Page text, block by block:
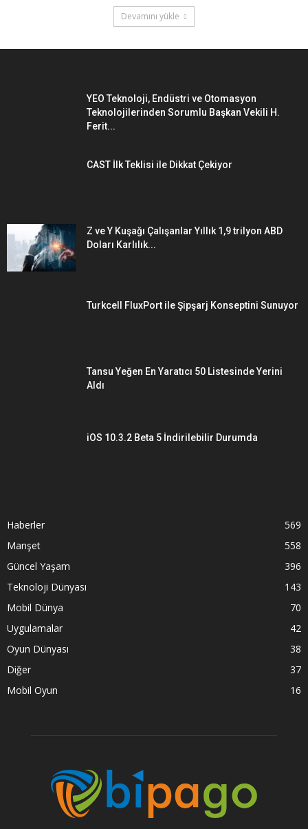
Devamını yükle
YEO Teknoloji, Endüstri ve Otomasyon
Teknolojilerinden Sorumlu Başkan Vekili H.
Ferit...
CAST İlk Teklisi ile Dikkat Çekiyor
Z ve Y Kuşağı Çalışanlar Yıllık 1,9 trilyon ABD
Doları Karlılık...
Turkcell FluxPort ile Şipşarj Konseptini Sunuyor
Tansu Yeğen En Yaratıcı 50 Listesinde Yerini
Aldı
iOS 10.3.2 Beta 5 İndirilebilir Durumda
Haberler
569
Manşet
558
Güncel Yaşam
396
Teknoloji Dünyası
143
Mobil Dünya
70
Uygulamalar
42
Oyun Dünyası
38
Diğer
37
Mobil Oyun
16